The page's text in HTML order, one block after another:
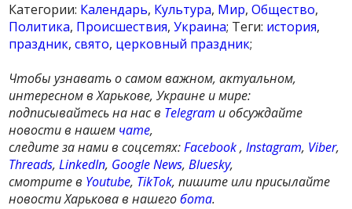
Категории: Календарь, Культура, Мир,Общество,
Политика, Происшествия,Украина; Теги: история,
праздник,свято, церковный праздник;
Чтобы узнавать о самом важном, актуальном,
интересном в Харькове, Украине и мире:
подписывайтесь на нас в Telegram и обсуждайте
новости в нашем чате,
следите за нами в соцсетях:Facebook,Instagram, Viber,
Threads,LinkedIn, Google News,Bluesky,
смотрите в Youtube, TikTok, пишите или присылайте
новости Харькова в нашегобота.